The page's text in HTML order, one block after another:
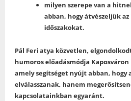
milyen szerepe van a
abban, hogy átvészeljük az
időszakokat.
Pál Feri atya közvetlen,
humoros előadásmódja
amely segítséget nyújt abban, hogy
elválasszanak, hanem
kapcsolatainkban egyaránt.